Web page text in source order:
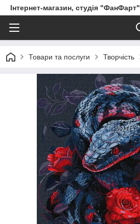
Інтернет-магазин, студія "ФанФарт"
Товари та послуги Творчість